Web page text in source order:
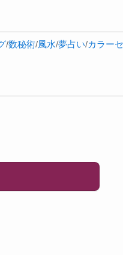
/数秘術/風水/夢占い/カラー